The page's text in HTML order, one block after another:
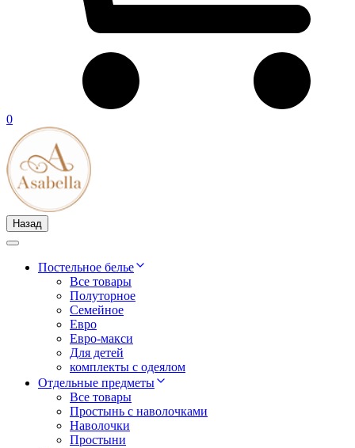
0
Назад
Постельное белье
Все товары
Полуторное
Семейное
Евро
Евро-макси
Для детей
комплекты с одеялом
Отдельные предметы
Все товары
Простынь с наволочками
Наволочки
Простыни